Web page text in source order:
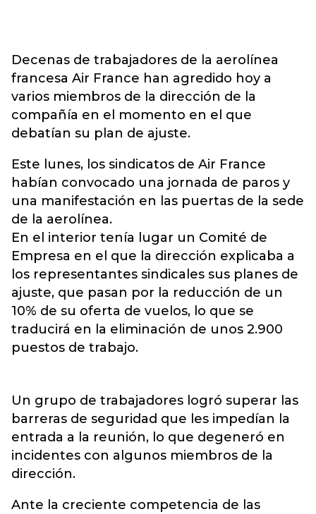
Decenas de trabajadores de la aerolínea
francesa Air France han agredido hoy a
varios miembros de la dirección de la
compañía en el momento en el que
debatían su plan de ajuste.
Este lunes, los sindicatos de Air France
habían convocado una jornada de paros y
una manifestación en las puertas de la sede
de la aerolínea.
En el interior tenía lugar un Comité de
Empresa en el que la dirección explicaba a
los representantes sindicales sus planes de
ajuste, que pasan por la reducción de un
10% de su oferta de vuelos, lo que se
traducirá en la eliminación de unos 2.900
puestos de trabajo.
Un grupo de trabajadores logró superar las
barreras de seguridad que les impedían la
entrada a la reunión, lo que degeneró en
incidentes con algunos miembros de la
dirección.
Ante la creciente competencia de las